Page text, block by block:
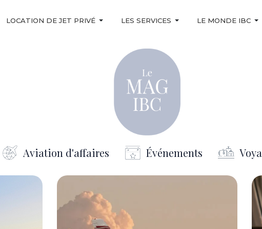
LOCATION DE JET PRIVÉ LES SERVICES LE MONDE IBC
Aviation d'affaires Événements